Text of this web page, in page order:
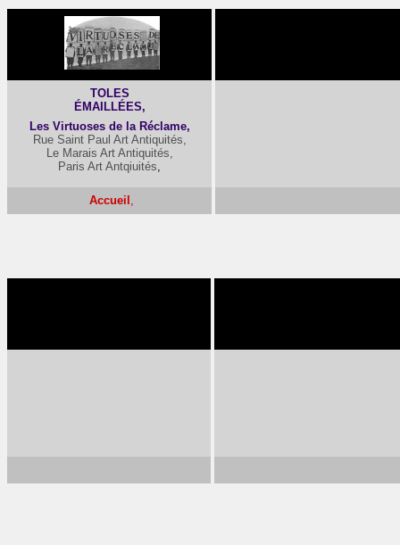
TOLES
ÉMAILLÉES,
Les Virtuoses de la Réclame,
Rue Saint Paul Art Antiquités,
Le Marais Art Antiquités,
Paris Art Antqiuités,
Accueil ,